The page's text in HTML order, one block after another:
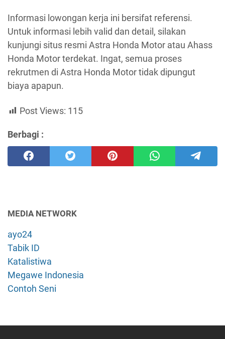
Informasi lowongan kerja ini bersifat referensi.
Untuk informasi lebih valid dan detail, silakan
kunjungi situs resmi Astra Honda Motor atau Ahass
Honda Motor terdekat. Ingat, semua proses
rekrutmen di Astra Honda Motor tidak dipungut
biaya apapun.
Post Views: 115
Berbagi :
MEDIA NETWORK
ayo24
Tabik ID
Katalistiwa
Megawe Indonesia
Contoh Seni